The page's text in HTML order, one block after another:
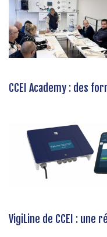
CCEI Academy : des
VigiLine de CCEI : une